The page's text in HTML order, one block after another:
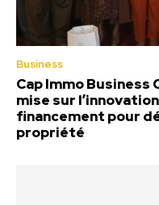
Business
Cap Immo Business
mise sur
financement pour
propriété